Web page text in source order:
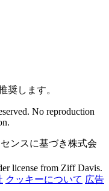
奨します。
No reproduction
ンスに基づき株式会
license from Ziff Davis.
クッキーについて 広告